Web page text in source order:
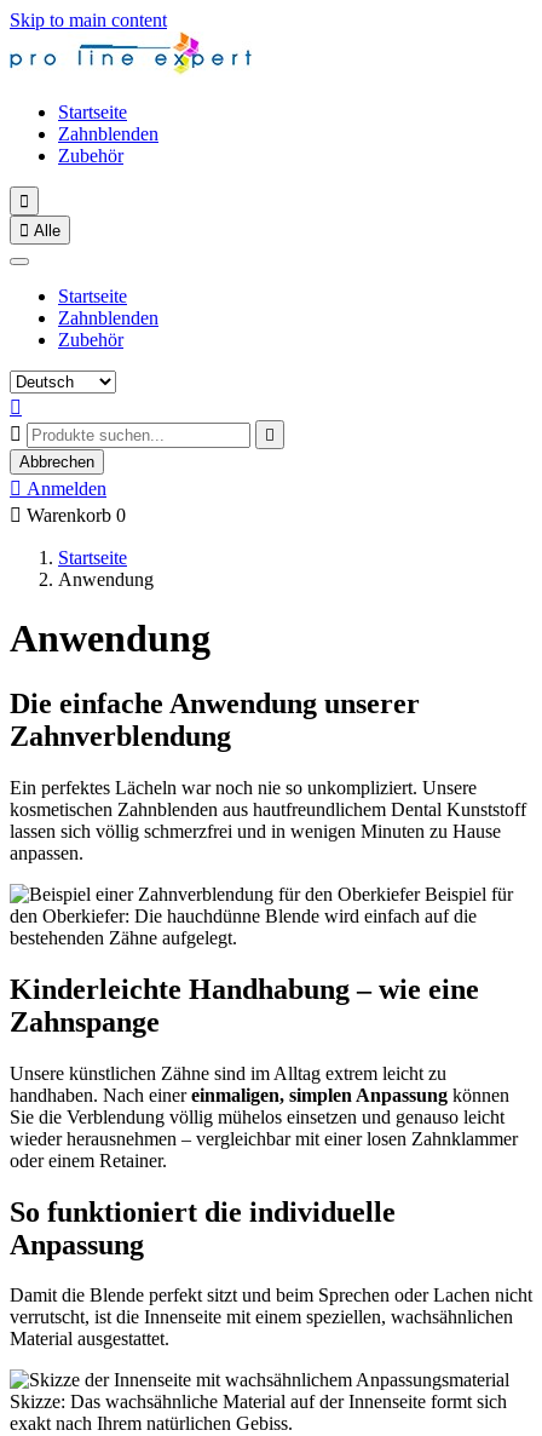
Skip to main content
Startseite
Zahnblenden
Zubehör

 Alle
Startseite
Zahnblenden
Zubehör



Abbrechen
 Anmelden
 Warenkorb 0
Startseite
Anwendung
Anwendung
Die einfache Anwendung unserer
Zahnverblendung
Ein perfektes Lächeln war noch nie so unkompliziert. Unsere
kosmetischen Zahnblenden aus hautfreundlichem Dental Kunststoff
lassen sich völlig schmerzfrei und in wenigen Minuten zu Hause
anpassen.
Beispiel für
den Oberkiefer: Die hauchdünne Blende wird einfach auf die
bestehenden Zähne aufgelegt.
Kinderleichte Handhabung – wie eine
Zahnspange
Unsere künstlichen Zähne sind im Alltag extrem leicht zu
handhaben. Nach einereinmaligen, simplen Anpassung können
Sie die Verblendung völlig mühelos einsetzen und genauso leicht
wieder herausnehmen – vergleichbar mit einer losen Zahnklammer
oder einem Retainer.
So funktioniert die individuelle
Anpassung
Damit die Blende perfekt sitzt und beim Sprechen oder Lachen nicht
verrutscht, ist die Innenseite mit einem speziellen, wachsähnlichen
Material ausgestattet.
Skizze: Das wachsähnliche Material auf der Innenseite formt sich
exakt nach Ihrem natürlichen Gebiss.